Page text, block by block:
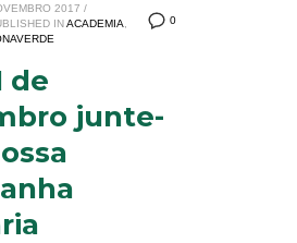
0
2017 /
IN ACADEMIA
de
junte-